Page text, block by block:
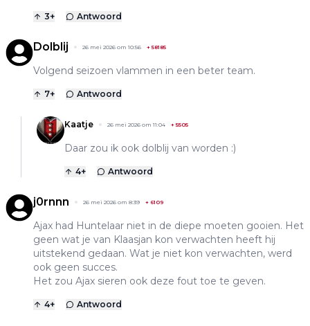
3+ Antwoord
Dolblij 26 mei 2026 om 10:56 + 58185
Volgend seizoen vlammen in een beter team.
7+ Antwoord
Kaatje 26 mei 2026 om 11:04 + 5505
Daar zou ik ook dolblij van worden :)
4+ Antwoord
j0rnnn 26 mei 2026 om 8:39 + 6109
Ajax had Huntelaar niet in de diepe moeten gooien. Het
geen wat je van Klaasjan kon verwachten heeft hij
uitstekend gedaan. Wat je niet kon verwachten, werd
ook geen succes.
Het zou Ajax sieren ook deze fout toe te geven.
4+ Antwoord